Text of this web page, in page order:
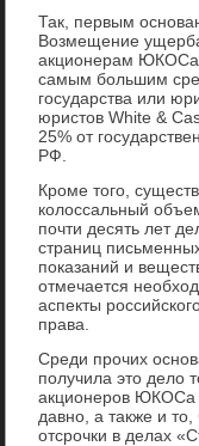
Так, первым
Возмещение
акционерам ЮКОСа,
самым большим
государства или
юристов White &
25% от
РФ.
Кроме того,
колоссальный
почти десять лет
страниц
показаний и
отмечается
аспекты
права.
Среди прочих
получила это дело
акционеров ЮКОСа
давно, а также и
отсрочки в делах